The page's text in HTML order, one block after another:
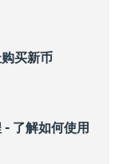
买新币
了解如何使用